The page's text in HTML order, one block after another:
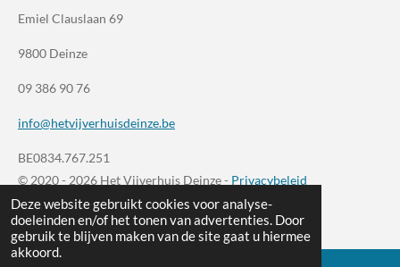
Deze website gebruikt cookies voor analyse-
doeleinden en/of het tonen van advertenties. Door
gebruik te blijven maken van de site gaat u hiermee
akkoord.
Emiel Clauslaan 69
9800 Deinze
09 386 90 76
info@hetvijverhuisdeinze.be
BE0834.767.251
© 2020 - 2026 Het Vijverhuis Deinze - Privacybeleid
Powered byJouwWeb